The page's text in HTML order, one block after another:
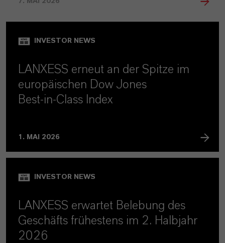
INVESTOR NEWS
LANXESS erneut an der Spitze im
europäischen Dow Jones
Best‑in‑Class Index
1. MAI 2026
INVESTOR NEWS
LANXESS erwartet Belebung des
Geschäfts frühestens im 2. Halbjahr
2026